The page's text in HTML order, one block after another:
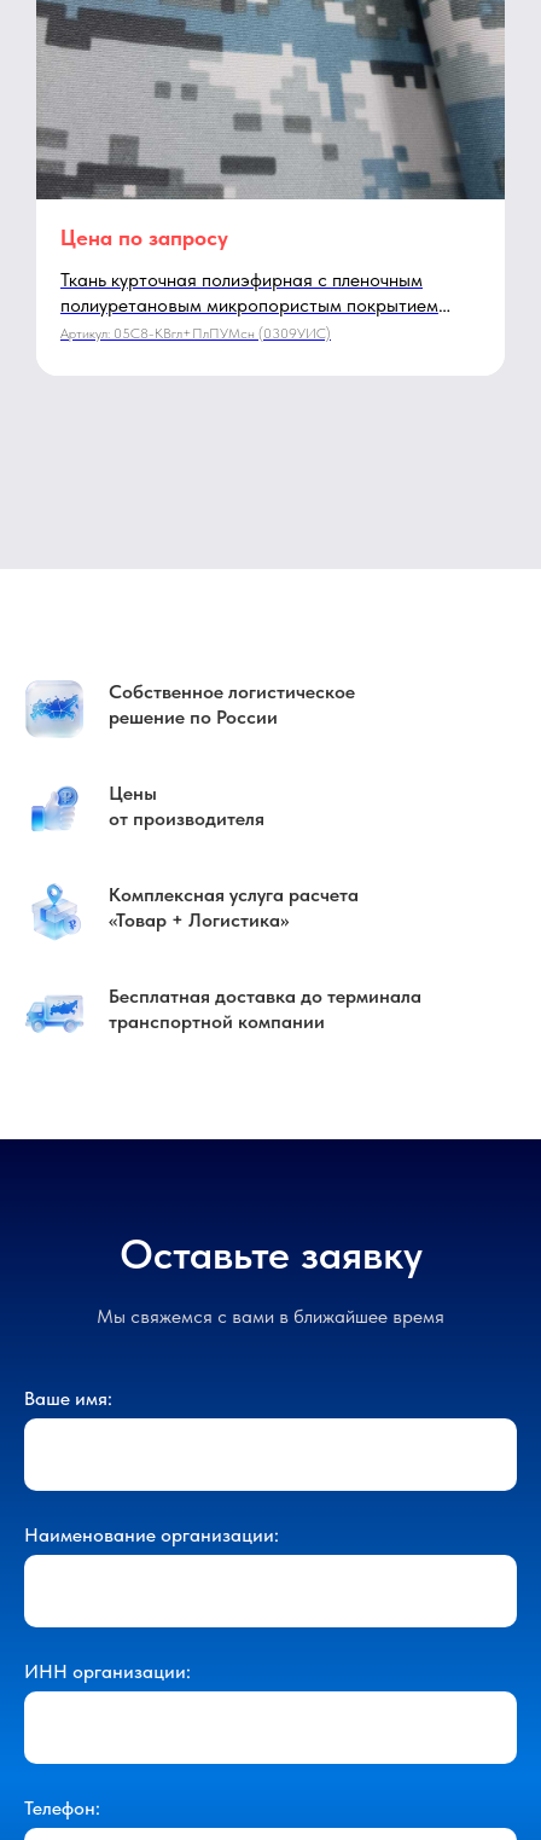
Ткань курточная полиэфирная с пленочным
полиуретановым микропористым покрытием
камуфлированной расцветки «Озеро» 0309 УИС
Артикул: 05С8-КВгл+ПлПУМсн (0309УИС)
Цена по запросу
Собственное логистическое
решение по России
Цены
от производителя
Комплексная услуга расчета
«Товар + Логистика»
Бесплатная доставка до терминала
транспортной компании
Оставьте заявку
Мы свяжемся с вами в ближайшее время
Ваше имя:
Наименование организации:
ИНН организации:
Телефон: